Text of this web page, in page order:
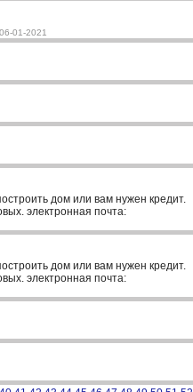
06-01-2021
дом или вам нужен кредит.
электронная почта:
дом или вам нужен кредит.
электронная почта: